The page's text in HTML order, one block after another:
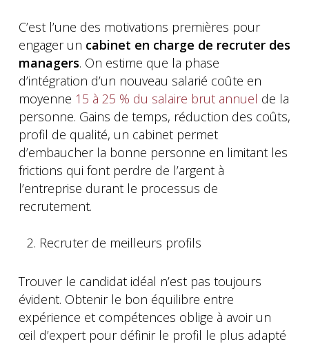
C’est l’une des motivations premières pour
engager un cabinet en charge de recruter des
managers. On estime que la phase
d’intégration d’un nouveau salarié coûte en
moyenne 15 à 25 % du salaire brut annuel de la
personne. Gains de temps, réduction des coûts,
profil de qualité, un cabinet permet
d’embaucher la bonne personne en limitant les
frictions qui font perdre de l’argent à
l’entreprise durant le processus de
recrutement.
Recruter de meilleurs profils
Trouver le candidat idéal n’est pas toujours
évident. Obtenir le bon équilibre entre
expérience et compétences oblige à avoir un
œil d’expert pour définir le profil le plus adapté